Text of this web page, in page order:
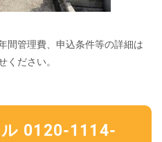
間管理費、申込条件等の詳細は
ください。
0120-1114-